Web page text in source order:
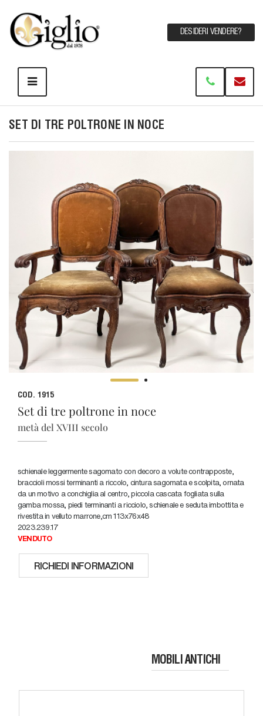
DESIDERI VENDERE?
SET DI TRE POLTRONE IN NOCE
COD. 1915
Set di tre poltrone in noce
metà del XVIII secolo
schienale leggermente sagomato con decoro a volute contrapposte,
braccioli mossi terminanti a riccolo, cintura sagomata e scolpita, ornata
da un motivo a conchiglia al centro, piccola cascata fogliata sulla
gamba mossa, piedi terminanti a ricciolo, schienale e seduta imbottita e
rivestita in velluto marrone,cm 113x76x48
2023.239.17
VENDUTO
RICHIEDI INFORMAZIONI
MOBILI ANTICHI